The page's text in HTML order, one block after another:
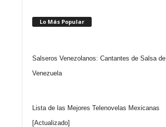
Lo Más Popular
Salseros Venezolanos: Cantantes de Salsa de
Venezuela
Lista de las Mejores Telenovelas Mexicanas
[Actualizado]